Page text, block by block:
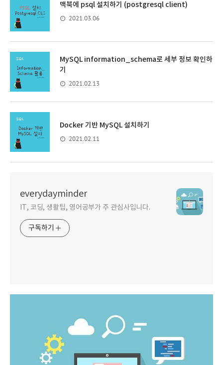
맥북에 psql 설치하기 (postgresql client)
2021.03.06
MySQL information_schema로 세부 정보 확인하
기
2021.02.13
Docker 기반 MySQL 설치하기
2021.02.11
everydayminder
IT, 코딩, 생활팁, 영어공부가 주 관심사입니다.
구독하기